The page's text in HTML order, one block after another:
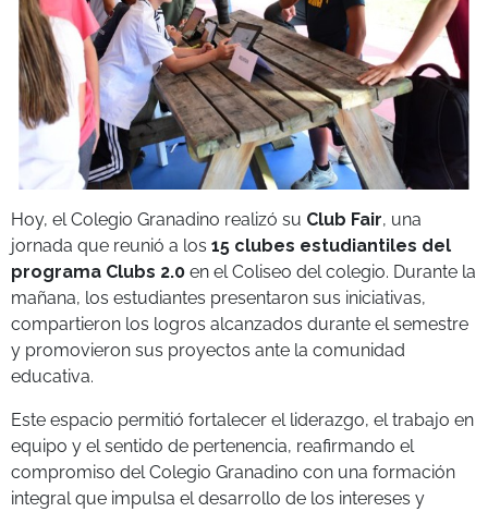
Hoy, el Colegio Granadino realizó su Club Fair, una
jornada que reunió a los 15 clubes estudiantiles del
programa Clubs 2.0 en el Coliseo del colegio. Durante la
mañana, los estudiantes presentaron sus iniciativas,
compartieron los logros alcanzados durante el semestre
y promovieron sus proyectos ante la comunidad
educativa.
Este espacio permitió fortalecer el liderazgo, el trabajo en
equipo y el sentido de pertenencia, reafirmando el
compromiso del Colegio Granadino con una formación
integral que impulsa el desarrollo de los intereses y